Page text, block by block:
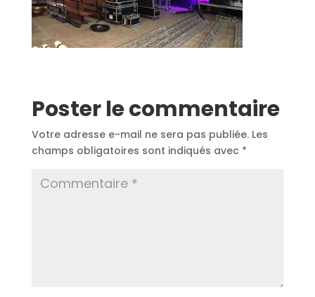
Poster le commentaire
Votre adresse e-mail ne sera pas publiée. Les
champs obligatoires sont indiqués avec *